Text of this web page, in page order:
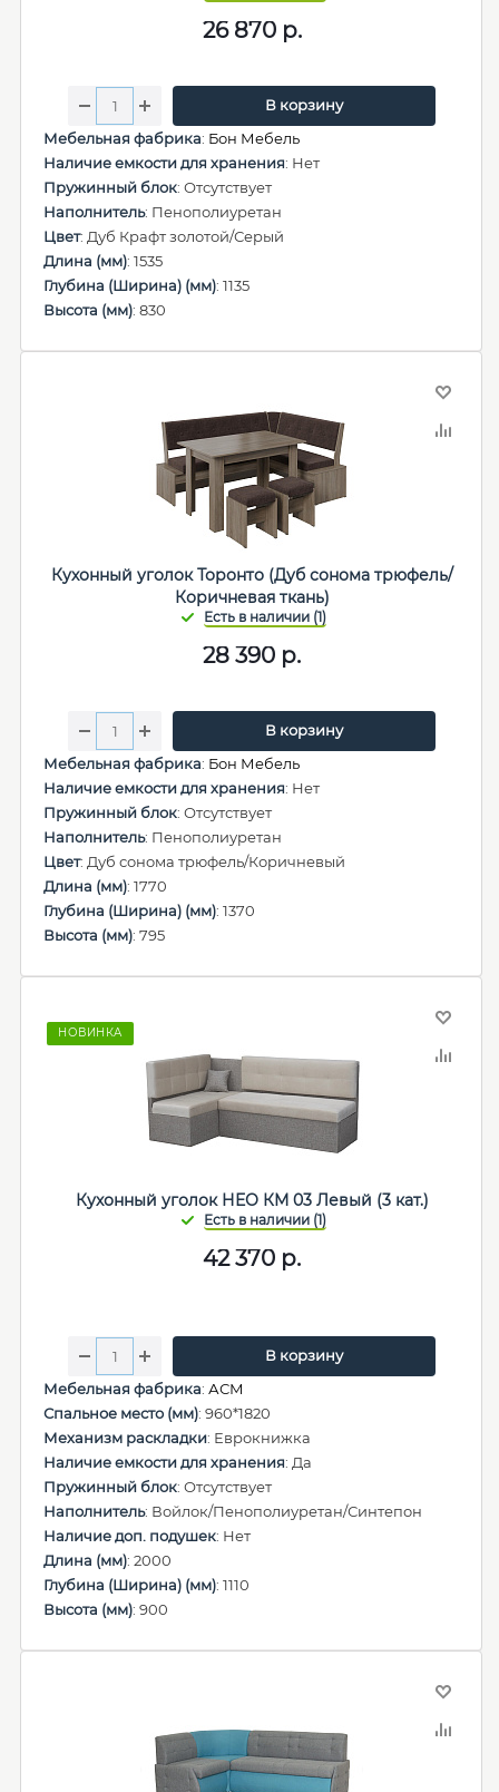
26 870р.
В корзину
Мебельная фабрика: Бон Мебель
Наличие емкости для хранения: Нет
Пружинный блок: Отсутствует
Наполнитель: Пенополиуретан
Цвет: Дуб Крафт золотой/Серый
Длина (мм): 1535
Глубина (Ширина) (мм): 1135
Высота (мм): 830
Кухонный уголок Торонто (Дуб сонома трюфель/
Коричневая ткань)
28 390 р.
В корзину
Мебельная фабрика: Бон Мебель
Наличие емкости для хранения: Нет
Пружинный блок: Отсутствует
Наполнитель: Пенополиуретан
Цвет: Дуб сонома трюфель/Коричневый
Длина (мм): 1770
Глубина (Ширина) (мм): 1370
Высота (мм): 795
НОВИНКА
Кухонный уголок НЕО КМ 03 Левый (3 кат.)
42 370 р.
В корзину
Мебельная фабрика: АСМ
Спальное место (мм): 960*1820
Механизм раскладки: Еврокнижка
Наличие емкости для хранения: Да
Пружинный блок: Отсутствует
Наполнитель: Войлок/Пенополиуретан/Синтепон
Наличие доп. подушек: Нет
Длина (мм): 2000
Глубина (Ширина) (мм): 1110
Высота (мм): 900